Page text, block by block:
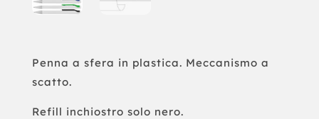
Penna a sfera in plastica. Meccanismo a
scatto.
Refill inchiostro solo nero.